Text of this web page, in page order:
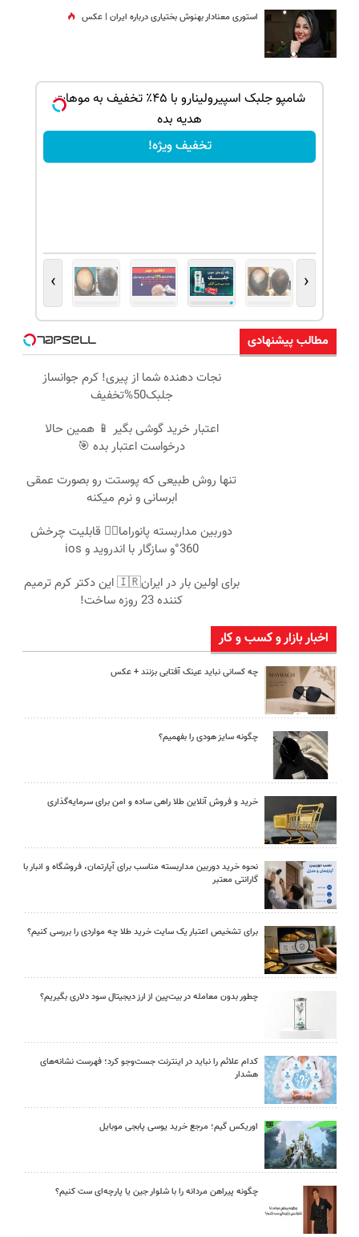
استوری معنادار بهنوش بختیاری درباره ایران | عکس
شامپو جلبک اسپیرولینارو با ۴۵٪ تخفیف به موهات
هدیه بده
تخفیف ویژه!
‹
›
مطالب پیشنهادی
نجات دهنده شما از پیری! کرم جوانساز
جلبک50%تخفیف
اعتبار خرید گوشی بگیر 📱 همین حالا
درخواست اعتبار بده 🎯
تنها روش طبیعی که پوستت رو بصورت عمقی
ابرسانی و نرم میکنه
دوربین مداربسته پانوراما👈🏻 قابلیت چرخش
360°و سازگار با اندروید و ios
برای اولین بار در ایران🇮🇷 این دکتر کرم ترمیم
کننده 23 روزه ساخت!
اخبار بازار و کسب و کار
چه کسانی نباید عینک آفتابی بزنند + عکس
چگونه سایز هودی را بفهمیم؟
خرید و فروش آنلاین طلا راهی ساده و امن برای سرمایه‌گذاری
نحوه خرید دوربین مداربسته مناسب برای آپارتمان، فروشگاه و انبار با
گارانتی معتبر
برای تشخیص اعتبار یک سایت خرید طلا چه مواردی را بررسی کنیم؟
چطور بدون معامله در بیت‌پین از ارز دیجیتال سود دلاری بگیریم؟
کدام علائم را نباید در اینترنت جست‌وجو کرد؛ فهرست نشانه‌های
هشدار
اوریکس گیم؛ مرجع خرید یوسی پابجی موبایل
چگونه پیراهن مردانه را با شلوار جین یا پارچه‌ای ست کنیم؟